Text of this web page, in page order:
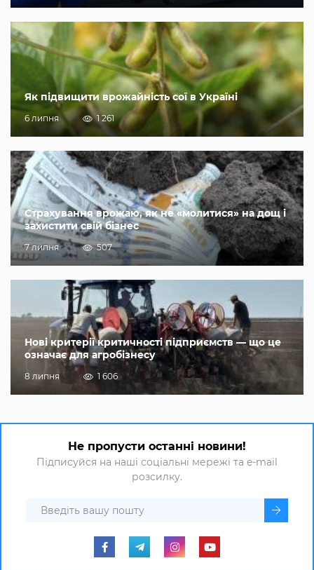
Як підвищити врожайність сої в Україні
6 липня 1 261
Страхування врожаю, як не «молитися» на дощ і
захистити свій бізнес
7 липня 507
Нові критерії критичності підприємств — що це
означає для агробізнесу
8 липня 1 606
Не пропусти останні новини!
Підписуйся на наші соціальні мережі та e-mail
розсилку.